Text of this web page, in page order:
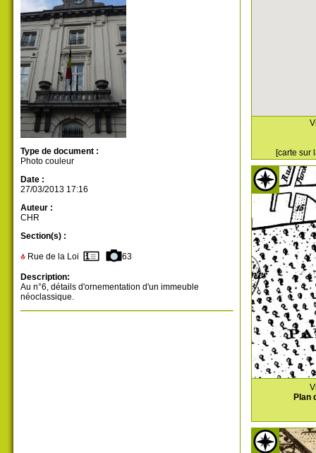
Type de document :
Photo couleur
Date :
27/03/2013 17:16
Auteur :
CHR
Section(s) :
Rue de la Loi 63
Description:
Au n°6, détails d'ornementation d'un immeuble
néoclassique.
[carte sur
Plan